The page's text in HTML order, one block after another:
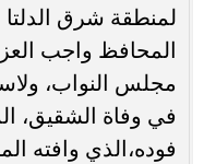
لمنطقة شرق الدلتا
المحافظ واجب
مجلس النواب،
في وفاة الشقيق،
فوده،الذي وافته